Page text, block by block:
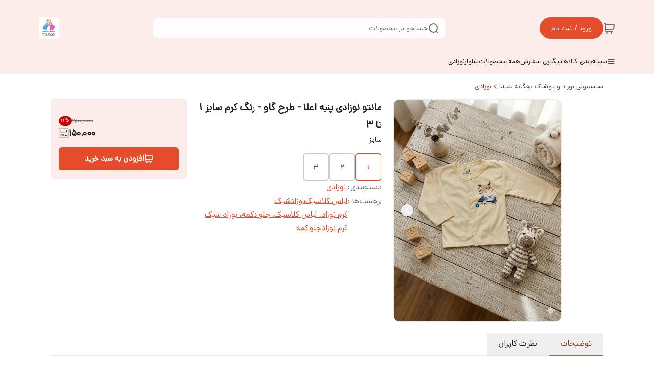
ورود / ثبت نام جستجو در محصولات
دسته‌بندی کالاهاپیگیری سفارشهمه محصولاتشلوارنوزادی
سیسمونی نوزاد و پوشاک بچگانه شیدا نوزادی
مانتو نوزادی پنبه اعلا - طرح گاو - رنگ کرم سایز ۱
تا ۳
سایز
۱ ۲ ۳
دسته‌بندی:نوزادی
برچسب‌ها :لباس کلاسیکنوزادشیک
کرم نوزاد، لباس کلاسیک، جلو دکمه، نوزاد شیک
کرم نوزادجلو کمه
۱۷۰٬۰۰۰ 11%
150,000
افزودن به سبد خرید
توضیحات نظرات کاربران